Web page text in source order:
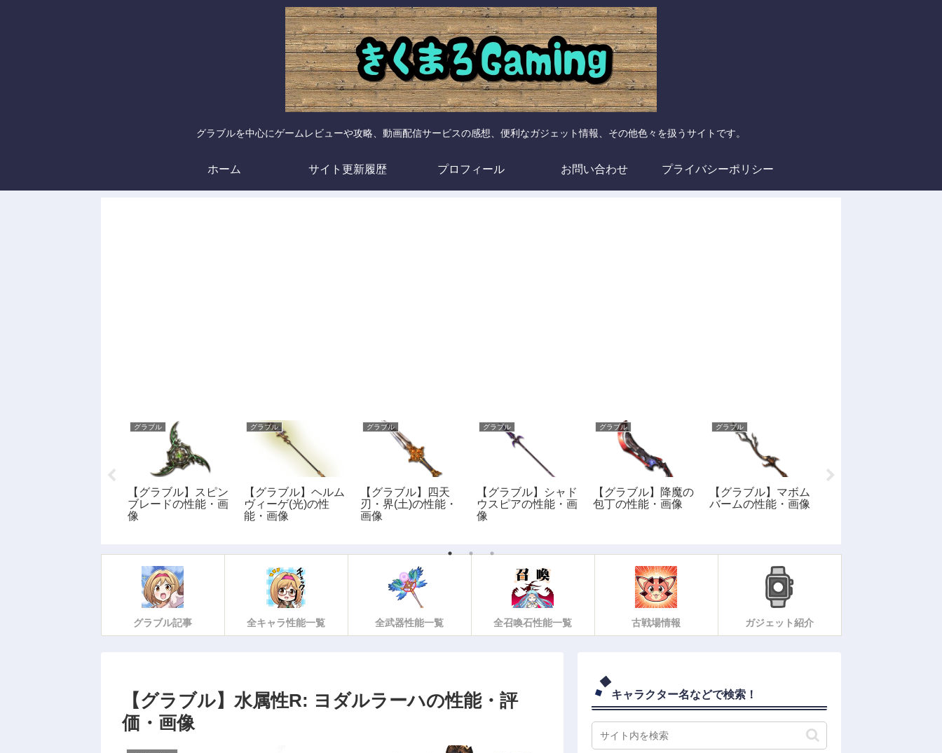
グラブルを中心にゲームレビューや攻略、動画配信サービスの感想、便利なガジェット情報、その他色々を扱うサイトです。
ホーム サイト更新履歴 プロフィール お問い合わせ プライバシーポリシー
グラブル
【グラブル】スピン
ブレードの性能・画
像
グラブル
【グラブル】ヘルム
ヴィーゲ(光)の性
能・画像
グラブル
【グラブル】四天
刃・界(土)の性能・
画像
グラブル
【グラブル】シャド
ウスピアの性能・画
像
グラブル
【グラブル】降魔の
包丁の性能・画像
グラブル
【グラブル】マボム
バームの性能・画像
グラブル記事 全キャラ性能一覧 全武器性能一覧 全召喚石性能一覧 古戦場情報 ガジェット紹介
【グラブル】水属性R: ヨダルラーハの性能・評
価・画像
キャラクター名などで検索！